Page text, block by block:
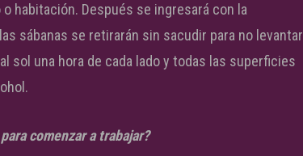
habitación. Después se ingresará con la
sábanas se retirarán sin sacudir para no levantar
sol una hora de cada lado y todas las superficies
comenzar a trabajar?